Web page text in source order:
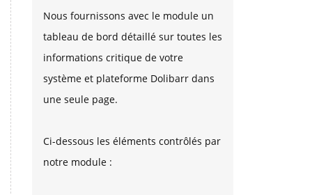
Nous fournissons avec le module un
tableau de bord détaillé sur toutes les
informations critique de votre
système et plateforme Dolibarr dans
une seule page.
Ci-dessous les éléments contrôlés par
notre module :